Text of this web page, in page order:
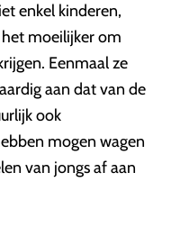
enkel kinderen,
moeilijker om
Eenmaal ze
aan dat van de
ook
mogen wagen
van jongs af aan